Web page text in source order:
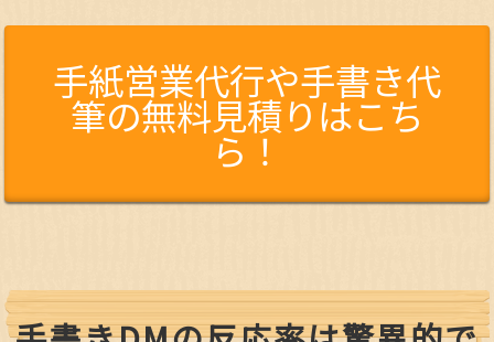
手紙営業代行や手書き代
筆の無料見積りはこち
ら！